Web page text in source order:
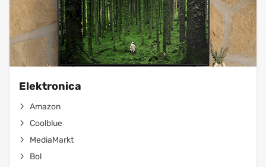
Elektronica
Amazon
Coolblue
MediaMarkt
Bol